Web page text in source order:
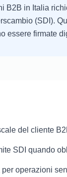
B2B in Italia
(SDI).
essere firmate
del cliente
SDI quando
operazioni